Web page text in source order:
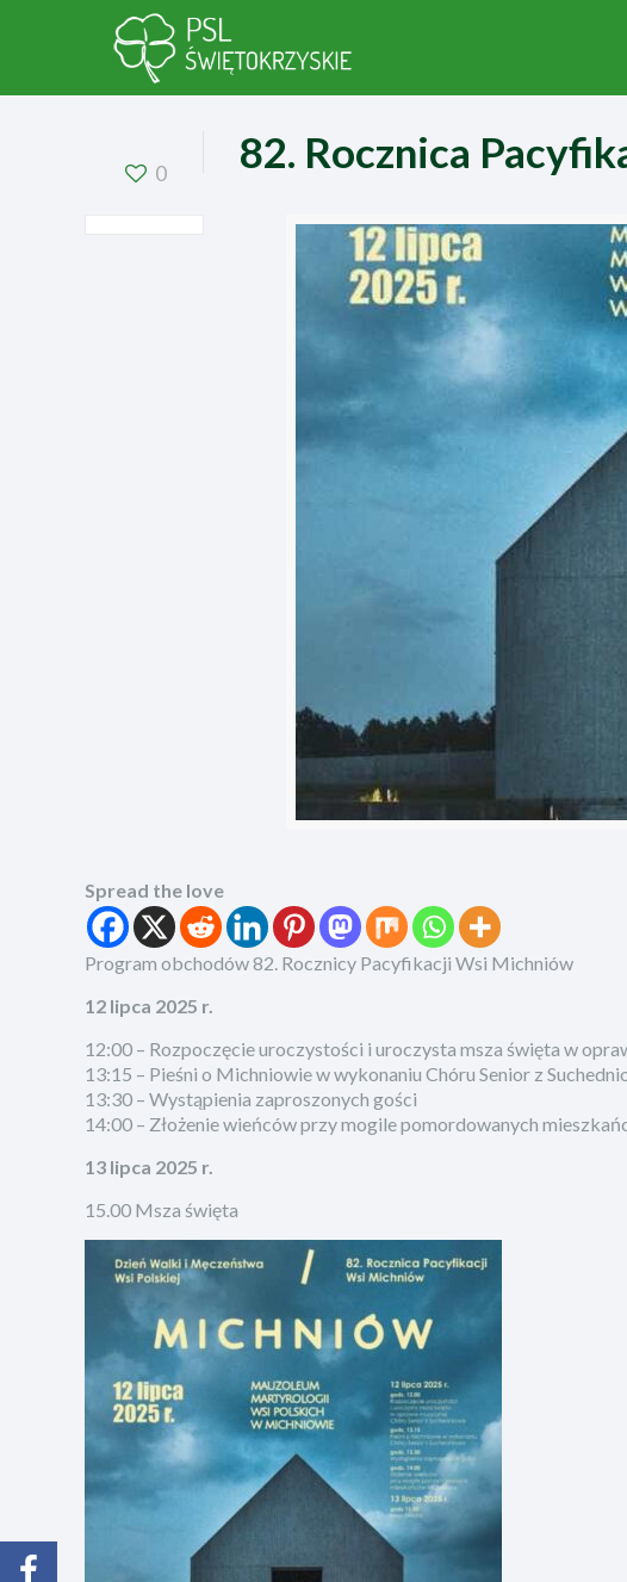
0 82. Rocznica
Spread the love
Program obchodów 82. Rocznicy Pacyfikacji Wsi Michniów
12 lipca 2025 r.
12:00 – Rozpoczęcie uroczystości i uroczysta msza święta w
13:15 – Pieśni o Michniowie w wykonaniu Chóru Senior z
13:30 – Wystąpienia zaproszonych gości
14:00 – Złożenie wieńców przy mogile pomordowanych
13 lipca 2025 r.
15.00 Msza święta